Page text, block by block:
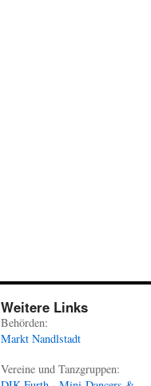
Weitere Links
Behörden:
Markt Nandlstadt
Vereine und Tanzgruppen: